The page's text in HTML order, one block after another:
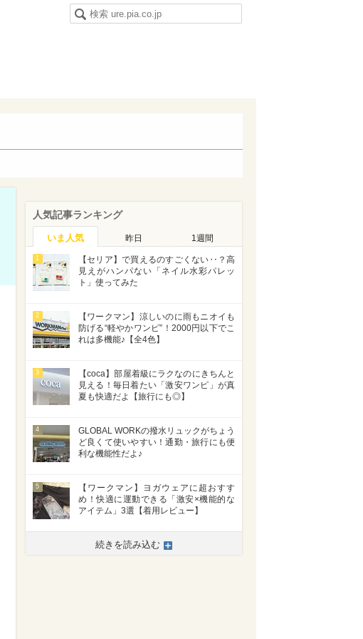
人気記事ランキング
いま人気 昨日 1週間
1
【セリア】で買えるのすごくない‥？高
見えがハンパない「ネイル水彩パレッ
ト」使ってみた
2
【ワークマン】涼しいのに雨もニオイも
防げる“軽やかワンピ”！2000円以下でこ
れは多機能♪【全4色】
3
【coca】部屋着級にラクなのにきちんと
見える！毎日着たい「激安ワンピ」が真
夏も快適だよ【旅行にも◎】
4
GLOBAL WORKの撥水リュックがちょう
ど良くて使いやすい！通勤・旅行にも便
利な機能性だよ♪
5
【ワークマン】ヨガウェアに超おすす
め！快適に運動できる「激安×機能的な
アイテム」3選【着用レビュー】
続きを読み込む